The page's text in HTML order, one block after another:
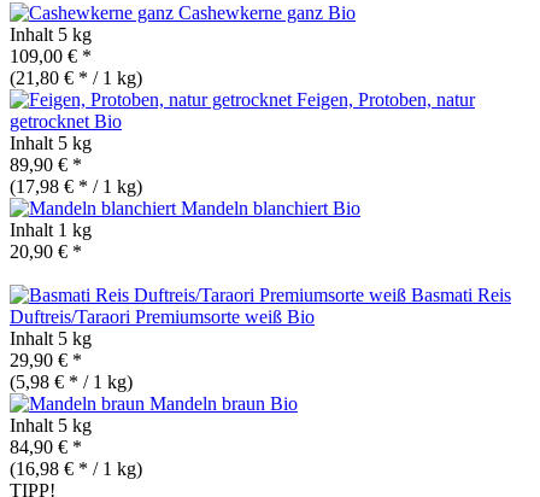
Cashewkerne ganz Bio
Inhalt 5 kg
109,00 € *
(21,80 € * / 1 kg)
Feigen, Protoben, natur
getrocknet Bio
Inhalt 5 kg
89,90 € *
(17,98 € * / 1 kg)
Mandeln blanchiert Bio
Inhalt 1 kg
20,90 € *
Basmati Reis
Duftreis/Taraori Premiumsorte weiß Bio
Inhalt 5 kg
29,90 € *
(5,98 € * / 1 kg)
Mandeln braun Bio
Inhalt 5 kg
84,90 € *
(16,98 € * / 1 kg)
TIPP!